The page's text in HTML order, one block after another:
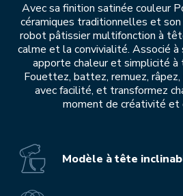
Avec sa finition satinée couleur
céramiques traditionnelles et
robot pâtissier multifonction à
calme et la convivialité. Associé
apporte chaleur et simplicité à
Fouettez, battez, remuez,
avec facilité, et transformez
moment de créativité et
Modèle à tête